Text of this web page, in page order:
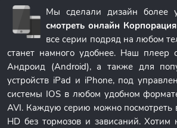
Мы сделали дизайн более
смотреть онлайн
все серии подряд на любом
станет намного удобнее. Наш плеер
Андроид (Android), а также для
устройств iPad и iPhone, под
системы IOS в любом удобном
AVI. Каждую серию можно посмотреть
HD без тормозов и зависаний. Хотим